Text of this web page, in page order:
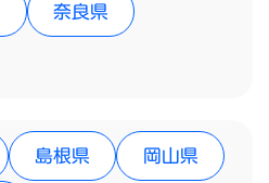
奈良県
島根県 岡山県